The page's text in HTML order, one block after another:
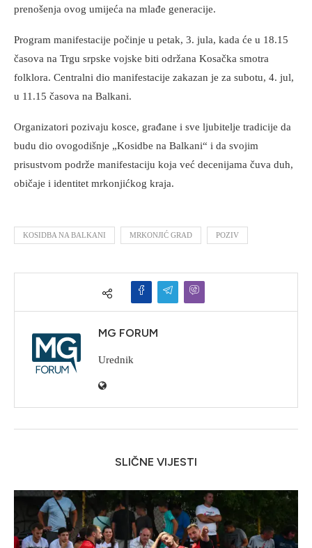
prenošenja ovog umijeća na mlađe generacije.
Program manifestacije počinje u petak, 3. jula, kada će u 18.15
časova na Trgu srpske vojske biti održana Kosačka smotra
folklora. Centralni dio manifestacije zakazan je za subotu, 4. jul,
u 11.15 časova na Balkani.
Organizatori pozivaju kosce, građane i sve ljubitelje tradicije da
budu dio ovogodišnje „Kosidbe na Balkani“ i da svojim
prisustvom podrže manifestaciju koja već decenijama čuva duh,
običaje i identitet mrkonjićkog kraja.
KOSIDBA NA BALKANI MRKONJIĆ GRAD POZIV
MG FORUM
Urednik
SLIČNE VIJESTI